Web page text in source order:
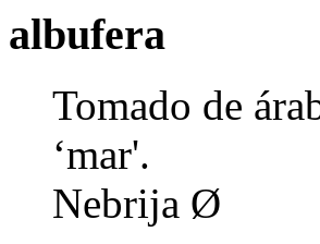
albufera
Tomado de
‘mar'.
Nebrija Ø